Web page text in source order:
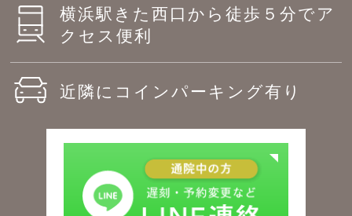
横浜駅きた西口から徒歩５分でア
クセス便利
近隣にコインパーキング有り